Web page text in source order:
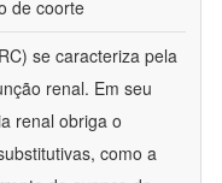
de coorte
se caracteriza pela
renal. Em seu
renal obriga o
como a